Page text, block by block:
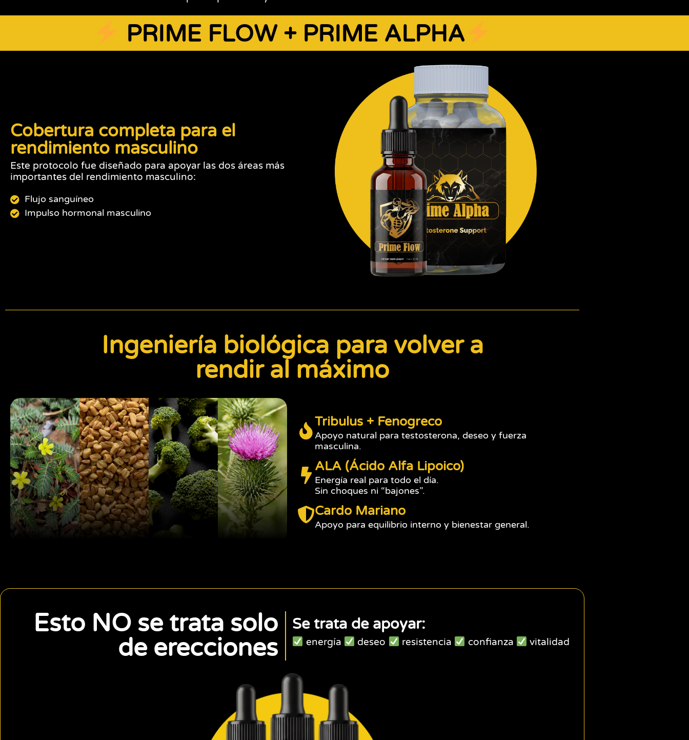
PRIME FLOW + PRIME ALPHA
Cobertura completa para el
rendimiento masculino
Este protocolo fue diseñado para apoyar las dos áreas más
importantes del rendimiento masculino:
Flujo sanguíneo
Impulso hormonal masculino
Ingeniería biológica para volver a
rendir al máximo
Tribulus + Fenogreco
Apoyo natural para testosterona, deseo y fuerza
masculina.
ALA (Ácido Alfa Lipoico)
Energía real para todo el día.
Sin choques ni “bajones”.
Cardo Mariano
Apoyo para equilibrio interno y bienestar general.
Esto NO se trata solo
de erecciones
Se trata de apoyar:
energía deseo resistencia confianza vitalidad